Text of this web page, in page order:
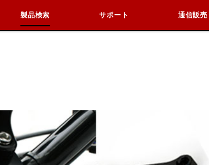
製品検索 サポート 通信販売